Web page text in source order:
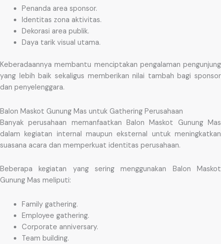
Penanda area sponsor.
Identitas zona aktivitas.
Dekorasi area publik.
Daya tarik visual utama.
Keberadaannya membantu menciptakan pengalaman pengunjung
yang lebih baik sekaligus memberikan nilai tambah bagi sponsor
dan penyelenggara.
Balon Maskot Gunung Mas untuk Gathering Perusahaan
Banyak perusahaan memanfaatkan Balon Maskot Gunung Mas
dalam kegiatan internal maupun eksternal untuk meningkatkan
suasana acara dan memperkuat identitas perusahaan.
Beberapa kegiatan yang sering menggunakan Balon Maskot
Gunung Mas meliputi:
Family gathering.
Employee gathering.
Corporate anniversary.
Team building.